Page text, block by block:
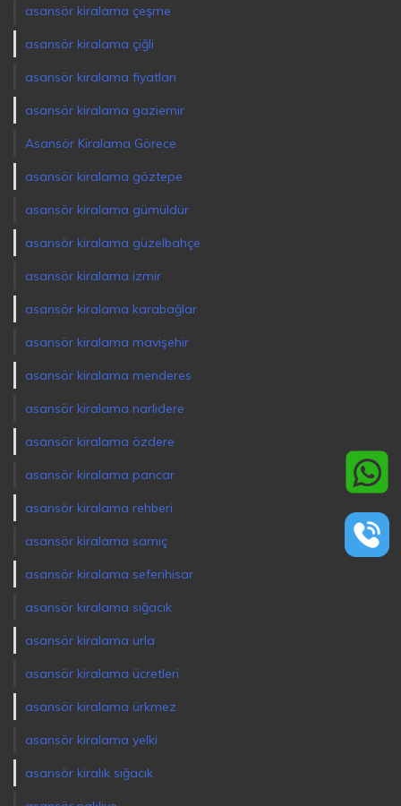
asansör kiralama çeşme
asansör kiralama çiğli
asansör kiralama fiyatları
asansör kiralama gaziemir
Asansör Kiralama Görece
asansör kiralama göztepe
asansör kiralama gümüldür
asansör kiralama güzelbahçe
asansör kiralama izmir
asansör kiralama karabağlar
asansör kiralama mavişehir
asansör kiralama menderes
asansör kiralama narlıdere
asansör kiralama özdere
asansör kiralama pancar
asansör kiralama rehberi
asansör kiralama sarnıç
asansör kiralama seferihisar
asansör kiralama sığacık
asansör kiralama urla
asansör kiralama ücretleri
asansör kiralama ürkmez
asansör kiralama yelki
asansör kiralık sığacık